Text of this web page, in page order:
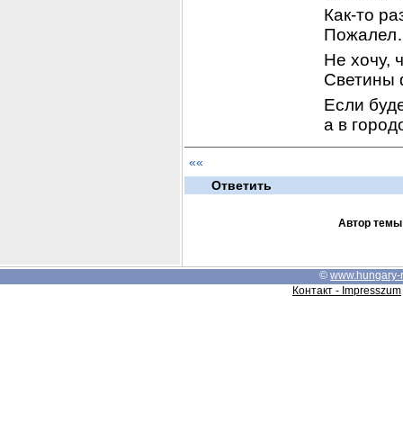
Как-то
Не хочу,
Светины
Если
а в
««
Ответить
Автор темы
© www.hungary-
Контакт - Impresszum